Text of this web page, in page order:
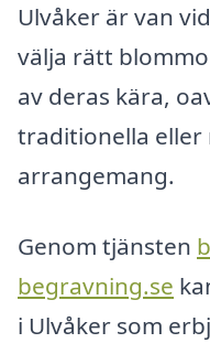
Ulvåker är van
välja rätt
av deras kära,
traditionella eller
arrangemang.
Genom tjänsten
begravning.se
i Ulvåker som